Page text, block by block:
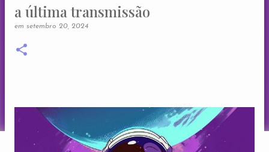
a última transmissão
em setembro 20, 2024